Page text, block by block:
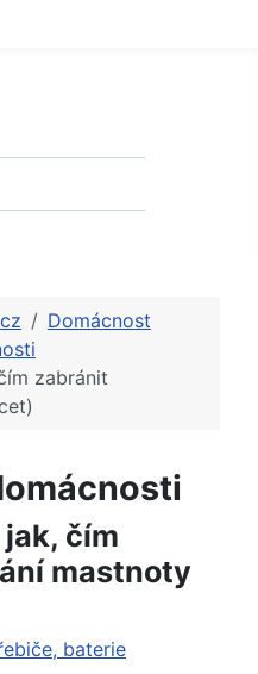
Domácnost
zabránit
čím
mastnoty
baterie